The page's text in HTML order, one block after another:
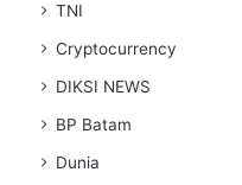
TNI
Cryptocurrency
DIKSI NEWS
BP Batam
Dunia